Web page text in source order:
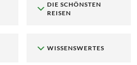
DIE SCHÖNSTEN
REISEN
WISSENSWERTES